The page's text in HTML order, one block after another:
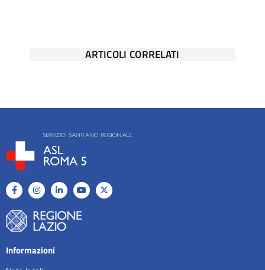
ARTICOLI CORRELATI
Informazioni